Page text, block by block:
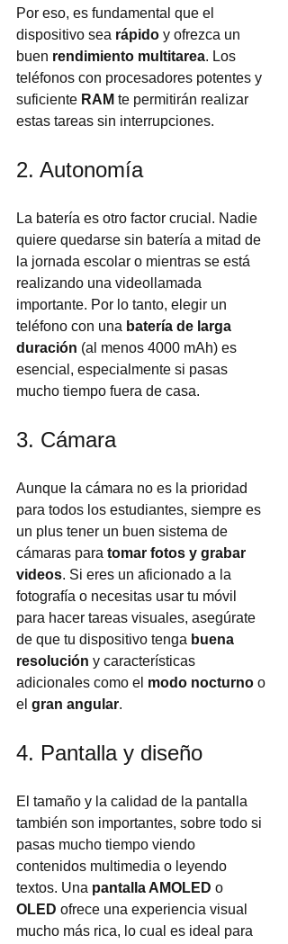
Por eso, es fundamental que el
dispositivo sea rápido y ofrezca un
buen rendimiento multitarea. Los
teléfonos con procesadores potentes y
suficiente RAM te permitirán realizar
estas tareas sin interrupciones.
2. Autonomía
La batería es otro factor crucial. Nadie
quiere quedarse sin batería a mitad de
la jornada escolar o mientras se está
realizando una videollamada
importante. Por lo tanto, elegir un
teléfono con una batería de larga
duración (al menos 4000 mAh) es
esencial, especialmente si pasas
mucho tiempo fuera de casa.
3. Cámara
Aunque la cámara no es la prioridad
para todos los estudiantes, siempre es
un plus tener un buen sistema de
cámaras para tomar fotos y grabar
videos. Si eres un aficionado a la
fotografía o necesitas usar tu móvil
para hacer tareas visuales, asegúrate
de que tu dispositivo tenga buena
resolución y características
adicionales como el modo nocturno o
el gran angular.
4. Pantalla y diseño
El tamaño y la calidad de la pantalla
también son importantes, sobre todo si
pasas mucho tiempo viendo
contenidos multimedia o leyendo
textos. Una pantalla AMOLED o
OLED ofrece una experiencia visual
mucho más rica, lo cual es ideal para